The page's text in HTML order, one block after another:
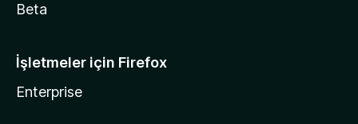
Beta
İşletmeler için Firefox
Enterprise